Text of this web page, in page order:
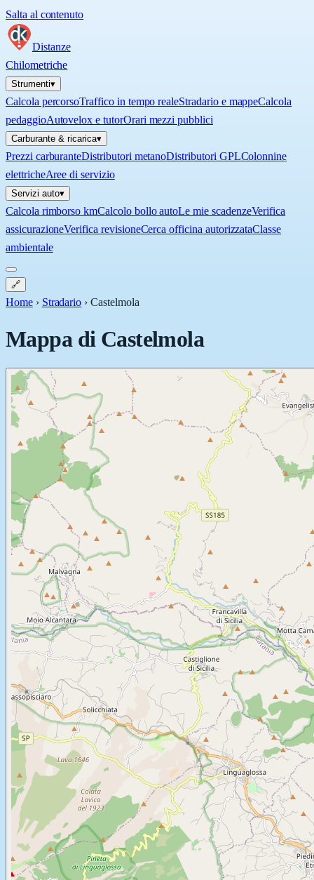
Salta al contenuto
Distanze
Chilometriche
Strumenti▾
Calcola percorsoTraffico in tempo realeStradario e mappeCalcola
pedaggioAutovelox e tutorOrari mezzi pubblici
Carburante & ricarica▾
Prezzi carburanteDistributori metanoDistributori GPLColonnine
elettricheAree di servizio
Servizi auto▾
Calcola rimborso kmCalcolo bollo autoLe mie scadenzeVerifica
assicurazioneVerifica revisioneCerca officina autorizzataClasse
ambientale
🔗
Home › Stradario ›Castelmola
Mappa di Castelmola